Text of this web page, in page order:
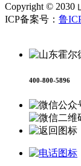
Copyright ©
ICP备案号： 鲁
400-800-5896